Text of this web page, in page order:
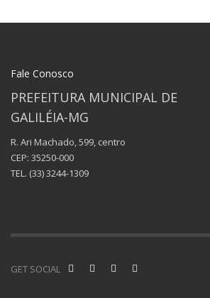
Fale Conosco
PREFEITURA MUNICIPAL DE
GALILÉIA-MG
R. Ari Machado, 599, centro
CEP: 35250-000
TEL. (33) 3244-1309
GET SOCIAL